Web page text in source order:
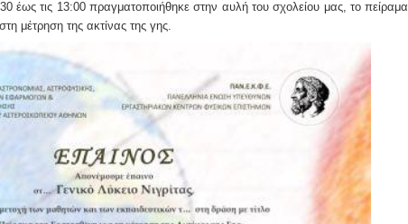
έως τις 13:00 πραγματοποιήθηκε στην αυλή του σχολείου μας, το πείραμα
μέτρηση της ακτίνας της γης.